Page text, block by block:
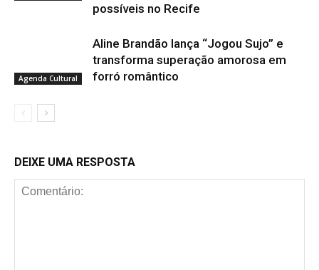
possíveis no Recife
Agenda Cultural
Aline Brandão lança “Jogou Sujo” e
transforma superação amorosa em
forró romântico
DEIXE UMA RESPOSTA